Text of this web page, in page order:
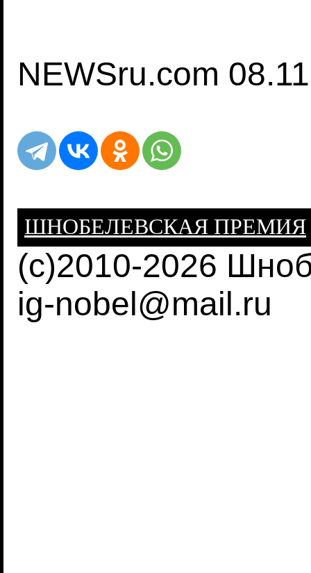
NEWSru.com
ШНОБЕЛЕВСКАЯ ПРЕМИЯ
(c)2010-2026
ig-nobel@mail.ru